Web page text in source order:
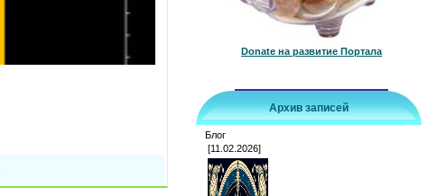
Donate на развитие Портала
Архив записей
Блог
[11.02.2026]